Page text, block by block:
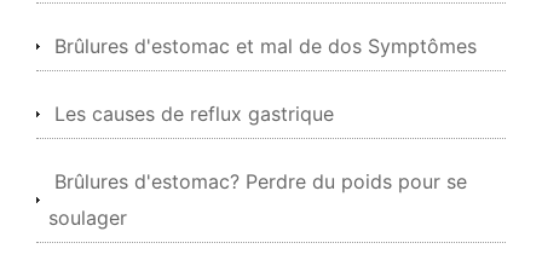
Brûlures d'estomac et mal de dos Symptômes
Les causes de reflux gastrique
Brûlures d'estomac? Perdre du poids pour se
soulager